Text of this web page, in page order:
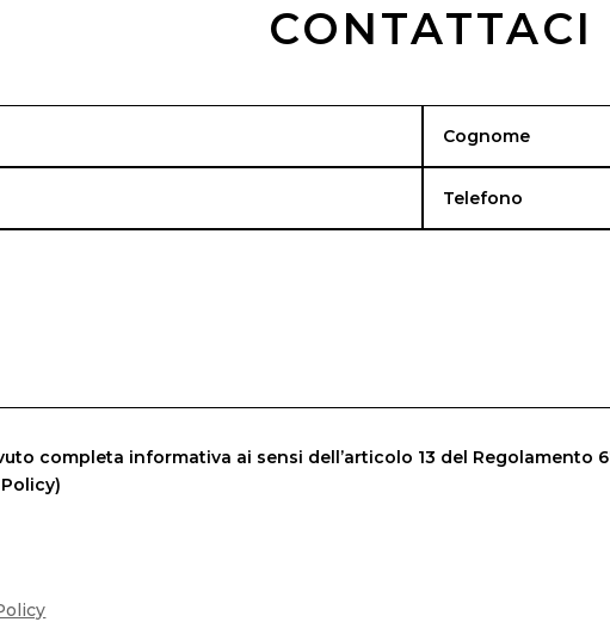
CONTATTACI
completa informativa ai sensi dell’articolo 13 del